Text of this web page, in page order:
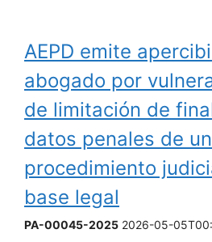
AEPD emite
abogado por
de limitación de
datos penales de
procedimiento
base legal
PA-00045-2025 2026-05-